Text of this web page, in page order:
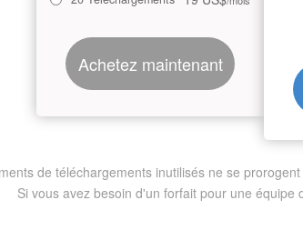
Achetez maintenant
de téléchargements inutilisés ne se
Si vous avez besoin d'un forfait pour une équipe